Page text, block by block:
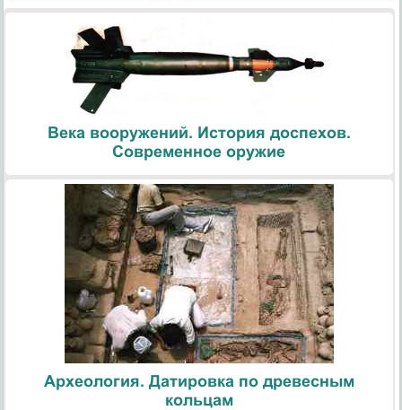
Века вооружений. История доспехов.
Современное оружие
Археология. Датировка по древесным
кольцам